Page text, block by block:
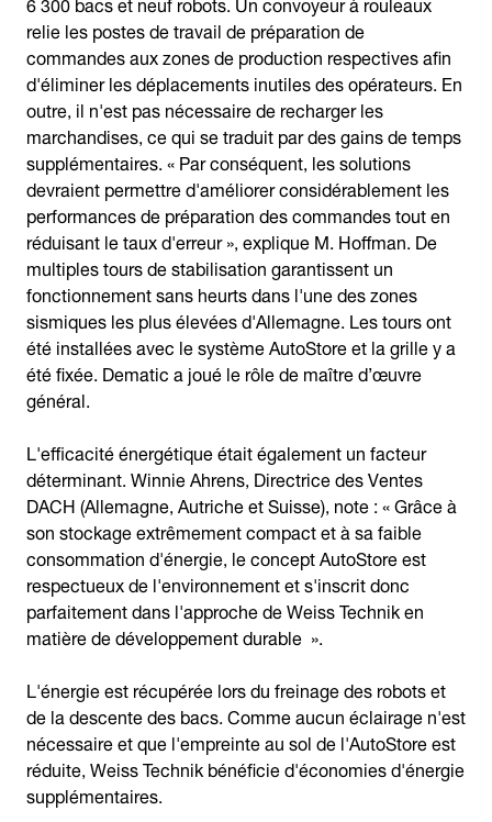
relie les postes de travail de préparation de
commandes aux zones de production respectives afin
d'éliminer les déplacements inutiles des opérateurs. En
outre, il n'est pas nécessaire de recharger les
marchandises, ce qui se traduit par des gains de temps
supplémentaires. « Par conséquent, les solutions
devraient permettre d'améliorer considérablement les
performances de préparation des commandes tout en
réduisant le taux d'erreur », explique M. Hoffman. De
multiples tours de stabilisation garantissent un
fonctionnement sans heurts dans l'une des zones
sismiques les plus élevées d'Allemagne. Les tours ont
été installées avec le système AutoStore et la grille y a
été fixée. Dematic a joué le rôle de maître d’œuvre
général.
L'efficacité énergétique était également un facteur
déterminant. Winnie Ahrens, Directrice des Ventes
DACH (Allemagne, Autriche et Suisse), note : « Grâce à
son stockage extrêmement compact et à sa faible
consommation d'énergie, le concept AutoStore est
respectueux de l'environnement et s'inscrit donc
parfaitement dans l'approche de Weiss Technik en
matière de développement durable ».
L'énergie est récupérée lors du freinage des robots et
de la descente des bacs. Comme aucun éclairage n'est
nécessaire et que l'empreinte au sol de l'AutoStore est
réduite, Weiss Technik bénéficie d'économies d'énergie
supplémentaires.